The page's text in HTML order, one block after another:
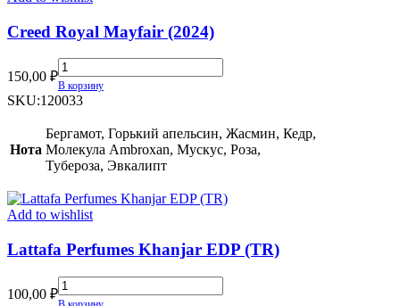
Creed Royal Mayfair (2024)
150,00 ₽
Creed
Royal
Mayfair
quantity
В корзину
SKU:120033
Нота
Бергамот, Горький апельсин, Жасмин, Кедр,
Молекула Ambroxan, Мускус, Роза,
Тубероза, Эвкалипт
Add to wishlist
Lattafa Perfumes Khanjar EDP (TR)
100,00 ₽
Lattafa
Perfumes